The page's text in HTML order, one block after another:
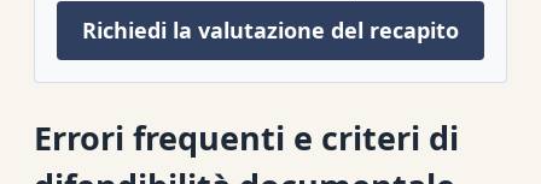
Richiedi la valutazione del recapito
Errori frequenti e criteri di